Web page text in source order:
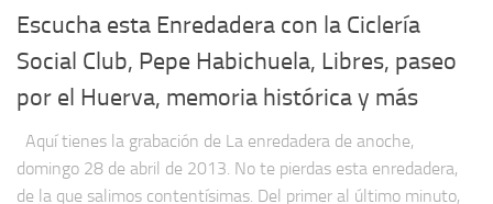
Escucha esta Enredadera con la Ciclería
Social Club, Pepe Habichuela, Libres, paseo
por el Huerva, memoria histórica y más
Aquí tienes la grabación de La enredadera de anoche,
domingo 28 de abril de 2013. No te pierdas esta enredadera,
de la que salimos contentísimas. Del primer al último minuto,